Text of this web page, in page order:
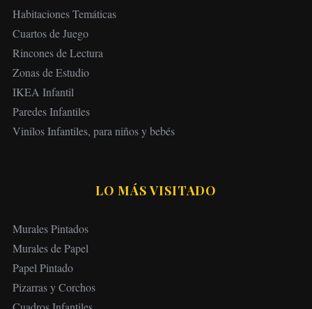
c
i
ó
n
d
e
e
d
a
s
Habitaciones Temáticas
Cuartos de Juego
Rincones de Lectura
Zonas de Estudio
IKEA Infantil
Paredes Infantiles
Vinilos Infantiles, para niños y bebés
LO MÁS VISITADO
Murales Pintados
Murales de Papel
Papel Pintado
Pizarras y Corchos